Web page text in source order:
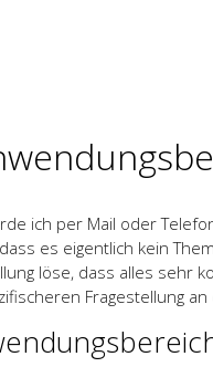
ich per Mail oder
es eigentlich kein
löse, dass alles sehr
Fragestellung